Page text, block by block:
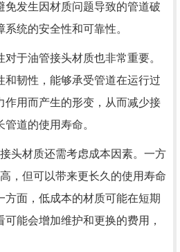
免发生因材质问题导致的管道破
统的安全性和可靠性。
于油管接头材质也非常重要。
和韧性，能够承受管道在运行过
作用而产生的形变，从而减少接
道的使用寿命。
头材质还需考虑成本因素。一方
，但可以带来更长久的使用寿命
方面，低成本的材质可能在短期
能会增加维护和更换的费用，